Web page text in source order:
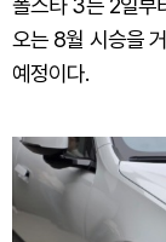
폴스타 3는 2일부
오는 8월 시승을
예정이다.